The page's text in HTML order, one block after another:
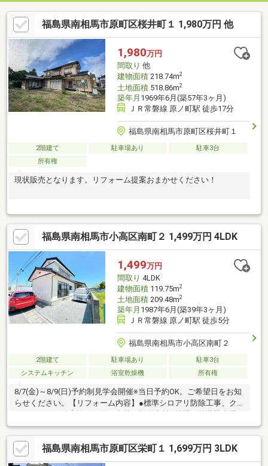
福島県南相馬市原町区桜井町１ 1,980万円 他
1,980万円
間取り 他
建物面積218.74m2
土地面積518.86m2
築年月 1969年6月(築57年3ヶ月)
ＪＲ常磐線 原ノ町駅 徒歩17分
福島県南相馬市原町区桜井町１
2階建て 駐車場あり
駐車3台
所有権
現状販売となります。リフォーム提案おまかせください！
福島県南相馬市小高区南町２ 1,499万円 4LDK
1,499万円
間取り 4LDK
建物面積119.75m2
土地面積209.48m2
築年月 1987年6月(築39年3ヶ月)
ＪＲ常磐線 原ノ町駅 徒歩5分
福島県南相馬市小高区南町２
2階建て 駐車場あり
駐車3台
システムキッチン
浴室乾燥機 所有権
8/7(金)～8/9(日)予約制見学会開催※当日予約OK。ご希望日をお知
らせください。【リフォーム内容】●標準シロアリ防除工事、ク
拡張、屋根塗装、外壁塗装、植栽剪定、庭木伐採●水回りシステ
ムキッチン交換、ユニットバス交換、トイレ交換、洗面化粧台交
換●内装間取変更、玄関扉交換、室内ドア（一部）交換、床材上
張り、シューズボックス交換、クロス張替え●その他設備インタ
福島県南相馬市原町区栄町１ 1,699万円 3LDK